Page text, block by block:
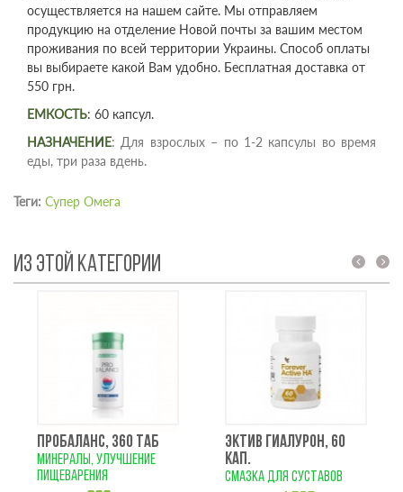
осуществляется на нашем сайте. Мы отправляем
продукцию на отделение Новой почты за вашим местом
проживания по всей территории Украины. Способ оплаты
вы выбираете какой Вам удобно. Бесплатная доставка от
550 грн.
ЕМКОСТЬ: 60 капсул.
НАЗНАЧЕНИЕ: Для взрослых – по 1-2 капсулы во время
еды, три раза вдень.
Теги: Супер Омега
ИЗ ЭТОЙ КАТЕГОРИИ
ПРОБАЛАНС, 360 ТАБ
минералы, улучшение
пищеварения
ЭКТИВ ГИАЛУРОН, 60
КАП.
смазка для суставов
prev next